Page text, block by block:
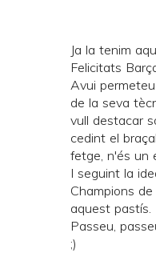
Ja la tenim
Felicitats
Avui
de la seva
vull destacar
cedint el
fetge, n'és un
I seguint la
Champions
aquest pastís.
Passeu,
;)